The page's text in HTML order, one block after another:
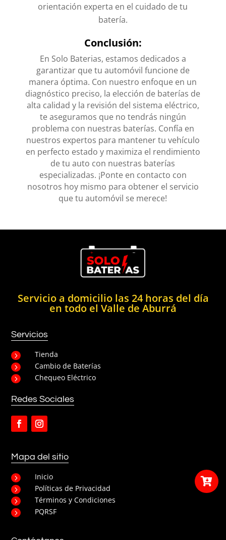

orientación experta en el cuidado de tu
batería.
Conclusión:
En Solo Baterias, estamos dedicados a
garantizar que tu automóvil funcione de
manera óptima. Con nuestro enfoque en un
diagnóstico preciso, la elección de baterías de
alta calidad y la revisión del sistema eléctrico,
te aseguramos que no tendrás ningún
problema con nuestras baterías. Confía en
nuestros expertos para mantener tu vehículo
en perfecto estado y maximiza el rendimiento
de tu auto con nuestras baterías
especializadas. ¡Ponte en contacto con
nosotros hoy mismo para obtener el servicio
que tu automóvil se merece!
Servicio a domicilio las 24 horas del día
en todo el Valle de Aburrá
Servicios
5 Tienda
5 Cambio de Baterías
5 Chequeo Eléctrico
Redes Sociales
Mapa del sitio
5 Inicio
5 Políticas de Privacidad
5 Términos y Condiciones
5 PQRSF